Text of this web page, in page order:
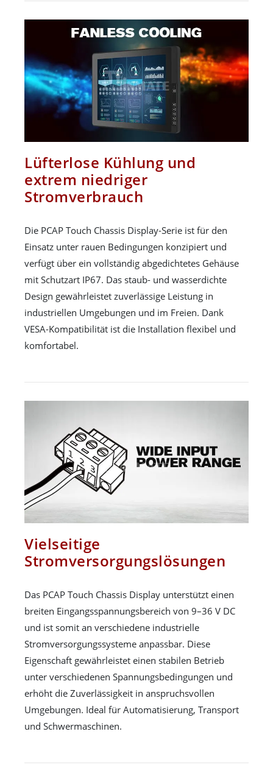
Lüfterlose Kühlung und
extrem niedriger
Stromverbrauch
Die PCAP Touch Chassis Display-Serie ist für den
Einsatz unter rauen Bedingungen konzipiert und
verfügt über ein vollständig abgedichtetes Gehäuse
mit Schutzart IP67. Das staub- und wasserdichte
Design gewährleistet zuverlässige Leistung in
industriellen Umgebungen und im Freien. Dank
VESA-Kompatibilität ist die Installation flexibel und
komfortabel.
Vielseitige
Stromversorgungslösungen
Das PCAP Touch Chassis Display unterstützt einen
breiten Eingangsspannungsbereich von 9–36 V DC
und ist somit an verschiedene industrielle
Stromversorgungssysteme anpassbar. Diese
Eigenschaft gewährleistet einen stabilen Betrieb
unter verschiedenen Spannungsbedingungen und
erhöht die Zuverlässigkeit in anspruchsvollen
Umgebungen. Ideal für Automatisierung, Transport
und Schwermaschinen.